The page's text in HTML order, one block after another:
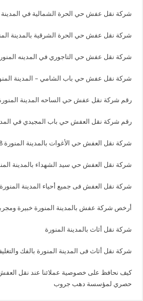
شركة نقل عفش حي الحرة الشمالية في المدينة
شركة نقل عفش حي الحرة الشرقية بالمدينة
شركة نقل عفش حي التاجوري في المدينه
شركة نقل عفش حي باب الشامي – المدينة
رقم شركة نقل عفش حي الساحه المدينة
رقم شركة نقل العفش حي باب المجيدي في
شركة نقل العفش حي الأغوات بالمدينة المنورة 0544090518
شركة نقل العفش حي سيد الشهداء بالمدينة
شركة نقل العفش فى جميع أحياء المدينة المنورة
أرخص شركة عفش بالمدينة المنورة خبيرة
شركة نقل أثاث بالمدينة المنورة
شركة نقل أثاث فى المدينة المنورة بالفك
كيف نحافظ على خصوصية عملائنا عند نقل
حصري لمؤسسة دهب جروب